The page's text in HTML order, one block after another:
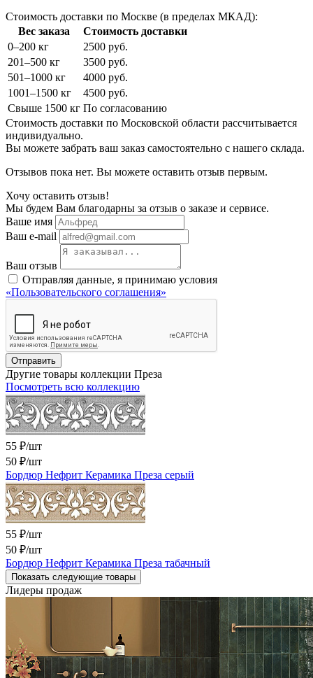
Стоимость доставки по Москве (в пределах МКАД):
Вес заказа
Стоимость доставки
0–200 кг
2500 руб.
201–500 кг
3500 руб.
501–1000 кг
4000 руб.
1001–1500 кг
4500 руб.
Свыше 1500 кг По согласованию
Стоимость доставки по Московской области рассчитывается
индивидуально.
Вы можете забрать ваш заказ самостоятельно с нашего склада.
Отзывов пока нет. Вы можете оставить отзыв первым.
Хочу оставить отзыв!
Мы будем Вам благодарны за отзыв о заказе и сервисе.
Ваше имя
Ваш e-mail
Ваш отзыв
Отправляя данные, я принимаю условия
«Пользовательского соглашения»
Отправить
Другие товары коллекции Преза
Посмотреть всю коллекцию
55 ₽/шт
50 ₽/шт
Бордюр Нефрит Керамика Преза серый
55 ₽/шт
50 ₽/шт
Бордюр Нефрит Керамика Преза табачный
Показать следующие товары
Лидеры продаж